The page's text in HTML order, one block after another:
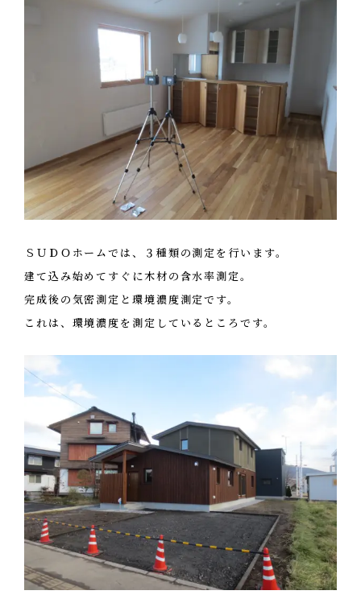
ＳＵＤＯホームでは、３種類の測定を行います。
建て込み始めてすぐに木材の含水率測定。
完成後の気密測定と環境濃度測定です。
これは、環境濃度を測定しているところです。